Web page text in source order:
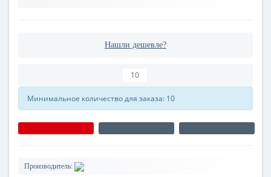
Нашли дешевле?
Минимальное количество для заказа: 10
Производитель: